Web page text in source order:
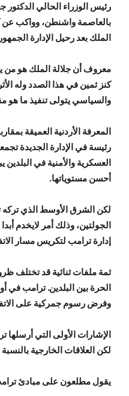
رئيس الوزراء الحالي
بالعاصمة واشنطن، وواكب عن
الملك بعد رحيل الإدارة
معروف أن جلالة الملك هو من
كنز ثمين في هذا الصدد وله
والسياسي يتولى تنفيذ ما هو
المعرفة الأردنية العميقة
رئيسة في الإدارة الجديدة
العسكرية والأمنية في
أحسن مستوياتها.
لكن الشرق الأوسط الذي تركه
الجولتين، وذلك أمر لايخدم
إدارة ترامب لتكريس مسار
ثمة ملفات ثنائية قد تختلف
الحرة بين البلدين. ترامب في أول
وفرض رسوم جمركية على
الإشارات الأولى التي أرسلها
لكن العلاقات الخارجية
يقول مطلعون على مبادئ